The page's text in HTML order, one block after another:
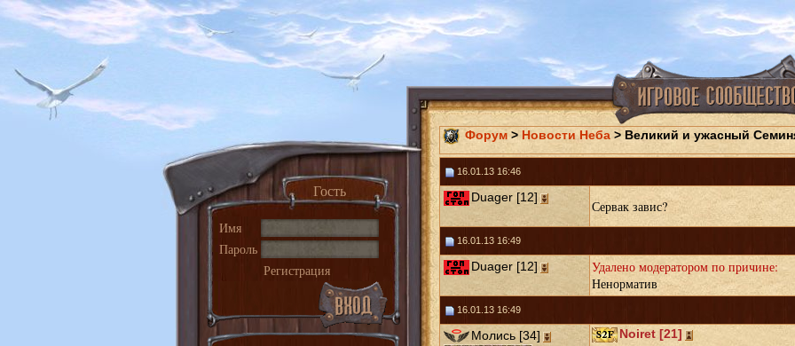
Гость
Имя
Пароль
Регистрация
Форум> Новости Неба> Великий и ужасный
16.01.13 16:46
Duager [12]
Сервак завис?
16.01.13 16:49
Duager [12]
Удалено модератором по причине:
Ненорматив
16.01.13 16:49
Молись [34] Noiret [21]